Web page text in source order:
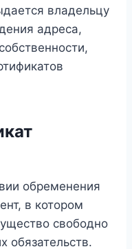
владельцу
адреса,
обременения
в котором
свободно
обязательств.